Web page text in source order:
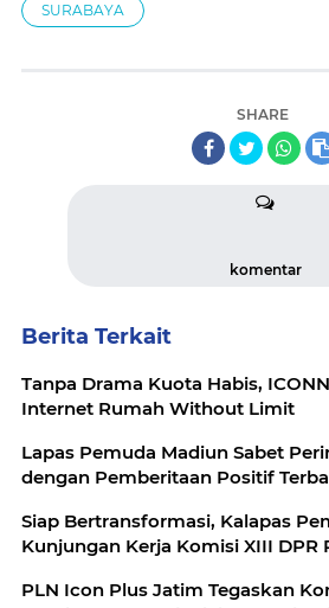
SURABAYA
SHARE
komentar
Berita Terkait
Tanpa Drama Kuota Habis,
Internet Rumah Without Limit
Lapas Pemuda Madiun Sabet
dengan Pemberitaan Positif
Siap Bertransformasi, Kalapas
Kunjungan Kerja Komisi XIII DPR
PLN Icon Plus Jatim Tegaskan